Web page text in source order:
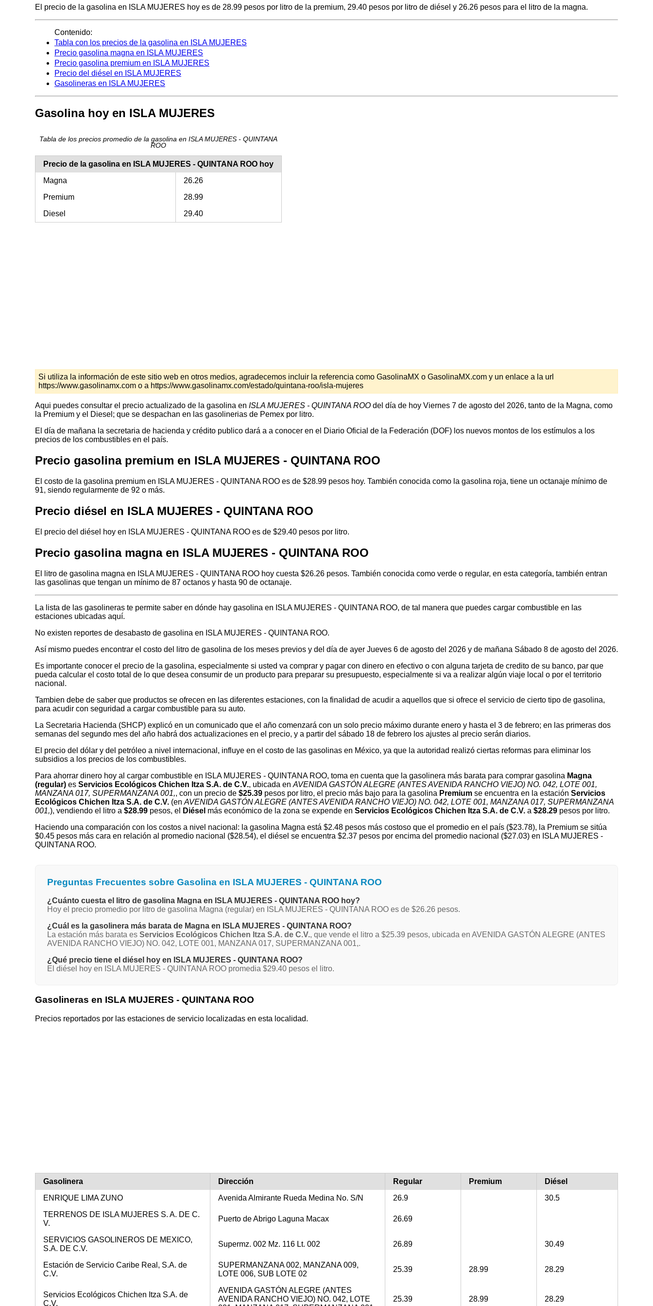
El precio de la gasolina en ISLA MUJERES hoy es de 28.99 pesos por litro de la premium, 29.40 pesos por litro de diésel y 26.26 pesos para el litro de la magna.
Contenido:
Tabla con los precios de la gasolina en ISLA MUJERES
Precio gasolina magna en ISLA MUJERES
Precio gasolina premium en ISLA MUJERES
Precio del diésel en ISLA MUJERES
Gasolineras en ISLA MUJERES
Gasolina hoy en ISLA MUJERES
Tabla de los precios promedio de la gasolina en ISLA MUJERES - QUINTANA
ROO
Precio de la gasolina en ISLA MUJERES - QUINTANA ROO hoy
Magna
26.26
Premium
28.99
Diesel
29.40
Si utiliza la información de este sitio web en otros medios, agradecemos incluir la referencia como GasolinaMX o GasolinaMX.com y un enlace a la url
https://www.gasolinamx.com o a https://www.gasolinamx.com/estado/quintana-roo/isla-mujeres
Aqui puedes consultar el precio actualizado de la gasolina en ISLA MUJERES - QUINTANA ROO del día de hoy Viernes 7 de agosto del 2026, tanto de la Magna, como
la Premium y el Diesel; que se despachan en las gasolinerias de Pemex por litro.
El día de mañana la secretaria de hacienda y crédito publico dará a a conocer en el Diario Oficial de la Federación (DOF) los nuevos montos de los estímulos a los
precios de los combustibles en el país.
Precio gasolina premium en ISLA MUJERES - QUINTANA ROO
El costo de la gasolina premium en ISLA MUJERES - QUINTANA ROO es de $28.99 pesos hoy. También conocida como la gasolina roja, tiene un octanaje mínimo de
91, siendo regularmente de 92 o más.
Precio diésel en ISLA MUJERES - QUINTANA ROO
El precio del diésel hoy en ISLA MUJERES - QUINTANA ROO es de $29.40 pesos por litro.
Precio gasolina magna en ISLA MUJERES - QUINTANA ROO
El litro de gasolina magna en ISLA MUJERES - QUINTANA ROO hoy cuesta $26.26 pesos. También conocida como verde o regular, en esta categoría, también entran
las gasolinas que tengan un mínimo de 87 octanos y hasta 90 de octanaje.
La lista de las gasolineras te permite saber en dónde hay gasolina en ISLA MUJERES - QUINTANA ROO, de tal manera que puedes cargar combustible en las
estaciones ubicadas aquí.
No existen reportes de desabasto de gasolina en ISLA MUJERES - QUINTANA ROO.
Así mismo puedes encontrar el costo del litro de gasolina de los meses previos y del día de ayer Jueves 6 de agosto del 2026 y de mañana Sábado 8 de agosto del 2026.
Es importante conocer el precio de la gasolina, especialmente si usted va comprar y pagar con dinero en efectivo o con alguna tarjeta de credito de su banco, par que
pueda calcular el costo total de lo que desea consumir de un producto para preparar su presupuesto, especialmente si va a realizar algún viaje local o por el territorio
nacional.
Tambien debe de saber que productos se ofrecen en las diferentes estaciones, con la finalidad de acudir a aquellos que si ofrece el servicio de cierto tipo de gasolina,
para acudir con seguridad a cargar combustible para su auto.
La Secretaria Hacienda (SHCP) explicó en un comunicado que el año comenzará con un solo precio máximo durante enero y hasta el 3 de febrero; en las primeras dos
semanas del segundo mes del año habrá dos actualizaciones en el precio, y a partir del sábado 18 de febrero los ajustes al precio serán diarios.
El precio del dólar y del petróleo a nivel internacional, influye en el costo de las gasolinas en México, ya que la autoridad realizó ciertas reformas para eliminar los
subsidios a los precios de los combustibles.
Para ahorrar dinero hoy al cargar combustible en ISLA MUJERES - QUINTANA ROO, toma en cuenta que la gasolinera más barata para comprar gasolina Magna
(regular) es Servicios Ecológicos Chichen Itza S.A. de C.V., ubicada en AVENIDA GASTÓN ALEGRE (ANTES AVENIDA RANCHO VIEJO) NO. 042, LOTE 001,
MANZANA 017, SUPERMANZANA 001,, con un precio de $25.39 pesos por litro, el precio más bajo para la gasolina Premium se encuentra en la estación Servicios
Ecológicos Chichen Itza S.A. de C.V. (en AVENIDA GASTÓN ALEGRE (ANTES AVENIDA RANCHO VIEJO) NO. 042, LOTE 001, MANZANA 017, SUPERMANZANA
001,), vendiendo el litro a $28.99 pesos, el Diésel más económico de la zona se expende en Servicios Ecológicos Chichen Itza S.A. de C.V. a $28.29 pesos por litro.
Haciendo una comparación con los costos a nivel nacional: la gasolina Magna está $2.48 pesos más costoso que el promedio en el país ($23.78), la Premium se sitúa
$0.45 pesos más cara en relación al promedio nacional ($28.54), el diésel se encuentra $2.37 pesos por encima del promedio nacional ($27.03) en ISLA MUJERES -
QUINTANA ROO.
Preguntas Frecuentes sobre Gasolina en ISLA MUJERES - QUINTANA ROO
¿Cuánto cuesta el litro de gasolina Magna en ISLA MUJERES - QUINTANA ROO hoy?
Hoy el precio promedio por litro de gasolina Magna (regular) en ISLA MUJERES - QUINTANA ROO es de $26.26 pesos.
¿Cuál es la gasolinera más barata de Magna en ISLA MUJERES - QUINTANA ROO?
La estación más barata es Servicios Ecológicos Chichen Itza S.A. de C.V., que vende el litro a $25.39 pesos, ubicada en AVENIDA GASTÓN ALEGRE (ANTES
AVENIDA RANCHO VIEJO) NO. 042, LOTE 001, MANZANA 017, SUPERMANZANA 001,.
¿Qué precio tiene el diésel hoy en ISLA MUJERES - QUINTANA ROO?
El diésel hoy en ISLA MUJERES - QUINTANA ROO promedia $29.40 pesos el litro.
Gasolineras en ISLA MUJERES - QUINTANA ROO
Precios reportados por las estaciones de servicio localizadas en esta localidad.
Gasolinera Dirección Regular Premium
Diésel
ENRIQUE LIMA ZUNO
Avenida Almirante Rueda Medina No. S/N 26.9
30.5
TERRENOS DE ISLA MUJERES S. A. DE C.
V.
Puerto de Abrigo Laguna Macax 26.69
SERVICIOS GASOLINEROS DE MEXICO,
S.A. DE C.V.
Supermz. 002 Mz. 116 Lt. 002 26.89 30.49
Estación de Servicio Caribe Real, S.A. de
C.V.
SUPERMANZANA 002, MANZANA 009,
LOTE 006, SUB LOTE 02
25.39 28.99 28.29
Servicios Ecológicos Chichen Itza S.A. de
C.V.
AVENIDA GASTÓN ALEGRE (ANTES
AVENIDA RANCHO VIEJO) NO. 042, LOTE
25.39 28.99 28.29